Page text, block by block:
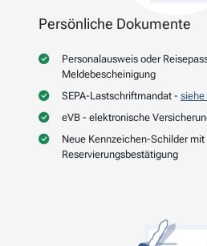
Persönliche Dokumente
Personalausweis oder
Meldebescheinigung
SEPA-Lastschriftmandat - siehe
eVB - elektronische
Neue Kennzeichen-Schilder mit
Reservierungsbestätigung